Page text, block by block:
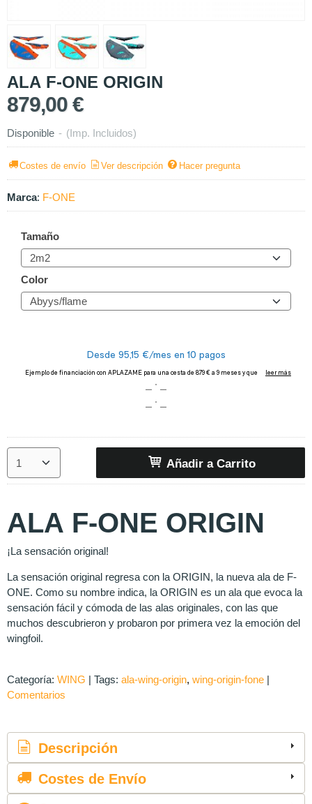
ALA F-ONE ORIGIN
879,00 €
Disponible - (Imp. Incluidos)
Costes de envío Ver descripción Hacer pregunta
Marca: F-ONE
Tamaño
Color
Añadir a Carrito
ALA F-ONE ORIGIN
¡La sensación original!
La sensación original regresa con la ORIGIN, la nueva ala de F-
ONE. Como su nombre indica, la ORIGIN es un ala que evoca la
sensación fácil y cómoda de las alas originales, con las que
muchos descubrieron y probaron por primera vez la emoción del
wingfoil.
Categoría: WING | Tags: ala-wing-origin wing-origin-fone |
Comentarios
Descripción
Costes de Envío